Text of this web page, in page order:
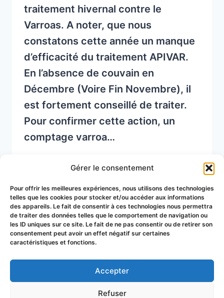
Gérer le consentement
Pour offrir les meilleures expériences, nous utilisons des technologies
telles que les cookies pour stocker et/ou accéder aux informations
des appareils. Le fait de consentir à ces technologies nous permettra
de traiter des données telles que le comportement de navigation ou
les ID uniques sur ce site. Le fait de ne pas consentir ou de retirer son
consentement peut avoir un effet négatif sur certaines
caractéristiques et fonctions.
Accepter
Refuser
traitement hivernal contre le
Varroas. A noter, que nous
constatons cette année un manque
d’efficacité du traitement APIVAR.
En l’absence de couvain en
Décembre (Voire Fin Novembre), il
est fortement conseillé de traiter.
Pour confirmer cette action, un
comptage varroa…
READ MORE
DE
TRAITEMENTS
POST
HIVER
(BITHÉRAPIE)
Page
navigation
1 2 3
Next
© 2026 Groupement de Défense